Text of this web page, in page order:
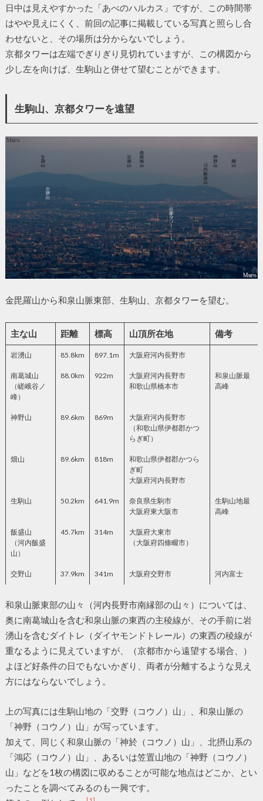
日中は見えやすかった「あべのハルカス」ですが、この時間帯
はやや見えにくく、前回の記事に掲載している写真と照らし合
わせないと、その場所は分からないでしょう。
京都タワーは左端でぎりぎり見切れていますが、この構図から
少し左を向けば、生駒山と併せて望むことができます。
生駒山、京都タワーを遠望
金毘羅山から和泉山脈東部、生駒山、京都タワーを望む。
主な山 距離 標高 山頂所在地 備考
岩湧山 85.8km 897.1m 大阪府河内長野市
南葛城山
（嵯峨谷ノ
峰）
88.0km 922m
大阪府河内長野市
和歌山県橋本市
和泉山脈最
高峰
神野山 89.6km 869m
大阪府河内長野市
（和歌山県伊都郡かつ
らぎ町）
畑山 89.6km 818m
和歌山県伊都郡かつら
ぎ町
大阪府河内長野市
生駒山 50.2km 641.9m
奈良県生駒市
大阪府東大阪市
生駒山地最
高峰
飯盛山
（河内飯盛
山）
45.7km 314m
大阪府大東市
（大阪府四條畷市）
交野山 37.9km 341m 大阪府交野市 河内富士
和泉山脈東部の山々（河内長野市南縁部の山々）については、
奥に南葛城山を含む和泉山脈の東西の主稜線が、その手前に岩
湧山を含むダイトレ（ダイヤモンドトレール）の東西の稜線が
重なるように見えていますが、（京都市から遠望する場合、）
よほど好条件の日でもないかぎり、両者が分離するような見え
方にはならないでしょう。
上の写真には生駒山地の「交野（コウノ）山」、和泉山脈の
「神野（コウノ）山」が写っています。
加えて、同じく和泉山脈の「神於（コウノ）山」、北摂山系の
「鴻応（コウノ）山」、あるいは笠置山地の「神野（コウノ）
山」などを1枚の構図に収めることが可能な地点はどこか、とい
ったことを調べてみるのも一興です。